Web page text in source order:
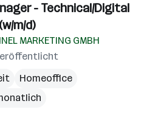
- Technical/Digital
m/d)
MARKETING GMBH
Homeoffice